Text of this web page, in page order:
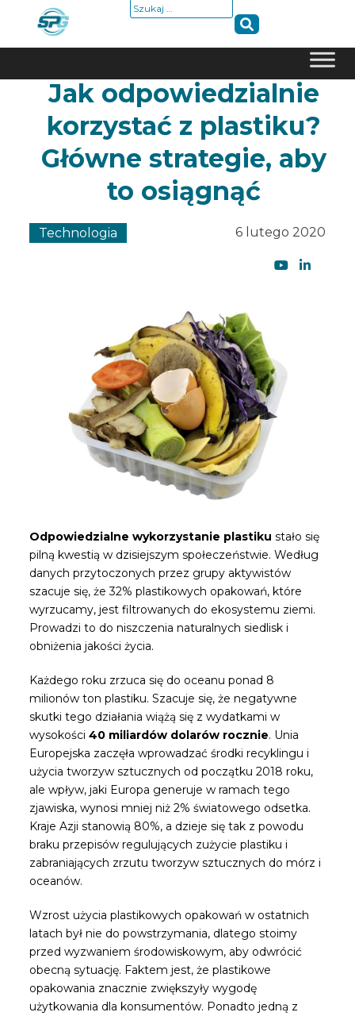
Szukaj:
Jak odpowiedzialnie
korzystać z plastiku?
Główne strategie, aby
to osiągnąć
Technologia 6 lutego 2020
Odpowiedzialne wykorzystanie plastiku stało się
pilną kwestią w dzisiejszym społeczeństwie. Według
danych przytoczonych przez grupy aktywistów
szacuje się, że 32% plastikowych opakowań, które
wyrzucamy, jest filtrowanych do ekosystemu ziemi.
Prowadzi to do niszczenia naturalnych siedlisk i
obniżenia jakości życia.
Każdego roku zrzuca się do oceanu ponad 8
milionów ton plastiku. Szacuje się, że negatywne
skutki tego działania wiążą się z wydatkami w
wysokości40 miliardów dolarów rocznie. Unia
Europejska zaczęła wprowadzać środki recyklingu i
użycia tworzyw sztucznych od początku 2018 roku,
ale wpływ, jaki Europa generuje w ramach tego
zjawiska, wynosi mniej niż 2% światowego odsetka.
Kraje Azji stanowią 80%, a dzieje się tak z powodu
braku przepisów regulujących zużycie plastiku i
zabraniających zrzutu tworzyw sztucznych do mórz i
oceanów.
Wzrost użycia plastikowych opakowań w ostatnich
latach był nie do powstrzymania, dlatego stoimy
przed wyzwaniem środowiskowym, aby odwrócić
obecną sytuację. Faktem jest, że plastikowe
opakowania znacznie zwiększyły wygodę
użytkowania dla konsumentów. Ponadto jedną z